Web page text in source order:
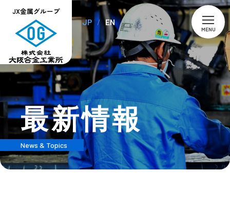
JX金属グループ
JP
EN
MENU
最新情報
News & Topics